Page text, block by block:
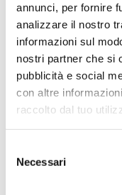
annunci, per fornire
analizzare il nostro
informazioni sul
nostri partner che si
pubblicità e social
con altre
raccolto dal tuo
delNecessari
Dettagli
Partita Iva:
Numero di